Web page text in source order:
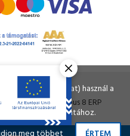
jog fenntartva.
, azOctopus 8 ERP
sütiket (cookie-kat) használ a
a sütik használatához.